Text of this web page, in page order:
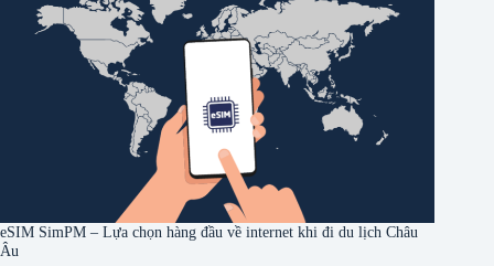
eSIM SimPM – Lựa chọn hàng đầu về internet khi đi du lịch Châu
Âu